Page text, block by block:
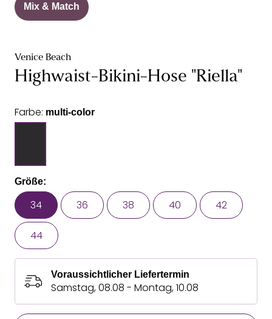
Mix & Match
Venice Beach
Highwaist-Bikini-Hose "Riella"
Farbe: multi-color
Größe:
34 36 38 40 42
44
Voraussichtlicher Liefertermin
Samstag, 08.08 - Montag, 10.08